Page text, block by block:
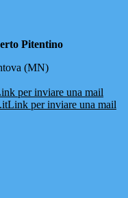
Pitentino
(MN)
per inviare una mail
Link per inviare una mail